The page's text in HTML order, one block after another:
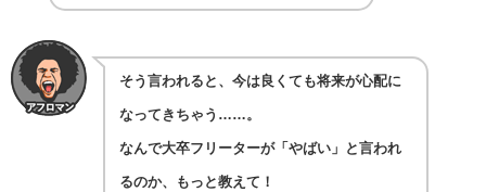
そう言われると、今は良くても将来が心配に
なってきちゃう……。
なんで大卒フリーターが「やばい」と言われ
るのか、もっと教えて！